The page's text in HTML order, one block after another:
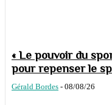
« Le pouvoir du
pour repenser le
Gérald Bordes - 08/08/26